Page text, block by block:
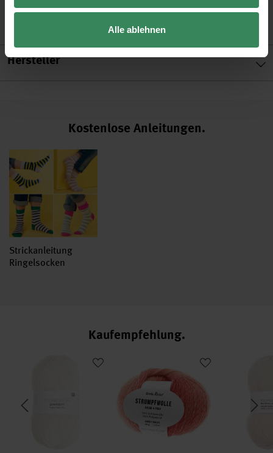
Alle ablehnen
Hersteller
Kostenlose Anleitungen.
Strickanleitung
Ringelsocken
Kaufempfehlung
Sockenwolle Premium 4-fädig